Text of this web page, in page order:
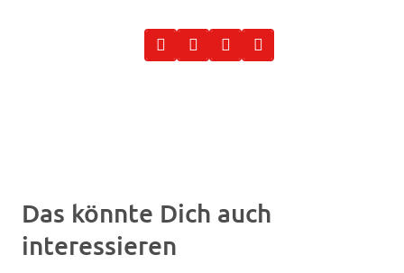
Das könnte Dich auch
interessieren